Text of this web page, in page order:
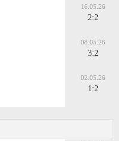
16.05.26
2:2
08.05.26
3:2
02.05.26
1:2